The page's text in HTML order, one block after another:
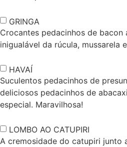
GRINGA
Crocantes pedacinhos de
inigualável da rúcula, mussarela
HAVAÍ
Suculentos pedacinhos de
deliciosos pedacinhos de
especial. Maravilhosa!
LOMBO AO CATUPIRI
A cremosidade do catupiri junto